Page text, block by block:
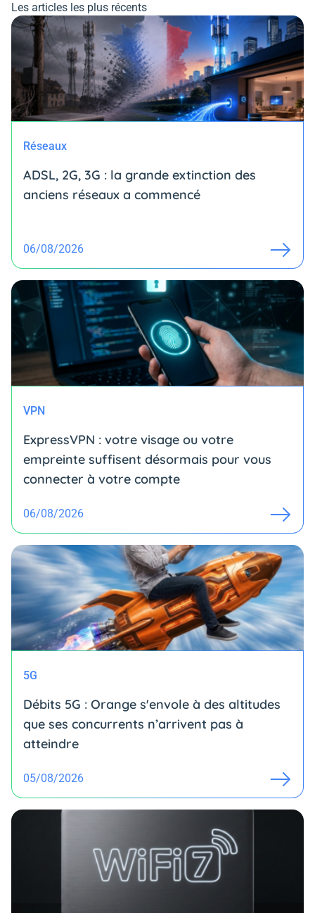
Les articles les plus récents
Réseaux
ADSL, 2G, 3G : la grande extinction des
anciens réseaux a commencé
06/08/2026
VPN
ExpressVPN : votre visage ou votre
empreinte suffisent désormais pour vous
connecter à votre compte
06/08/2026
5G
Débits 5G : Orange s'envole à des altitudes
que ses concurrents n’arrivent pas à
atteindre
05/08/2026